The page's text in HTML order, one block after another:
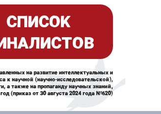
СПИСОК
на развитие интеллектуальных и
к научной (научно-исследовательской),
а также на пропаганду научных знаний,
(приказ от 30 августа 2024 года №620)